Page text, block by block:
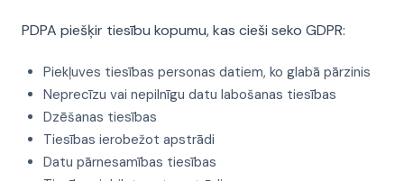
PDPA piešķir tiesību kopumu, kas cieši seko GDPR:
Piekļuves tiesības personas datiem, ko glabā pārzinis
Neprecīzu vai nepilnīgu datu labošanas tiesības
Dzēšanas tiesības
Tiesības ierobežot apstrādi
Datu pārnesamības tiesības